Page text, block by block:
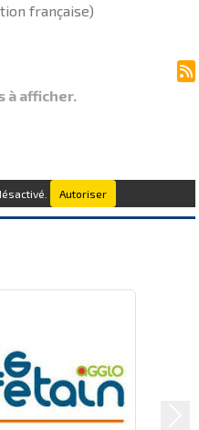
française)
à afficher.
Autoriser